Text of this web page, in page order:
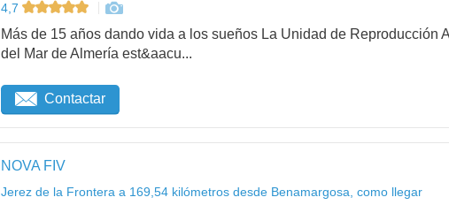
4,7
Más de 15 años dando vida a los sueños La Unidad de Reproducción
del Mar de Almería est&aacu...
Contactar
NOVA FIV
Jerez de la Frontera a 169,54 kilómetros desde Benamargosa, como llegar